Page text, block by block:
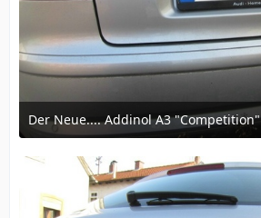
Der Neue.... Addinol A3 "Competition"
12. März 2016 um 16:57